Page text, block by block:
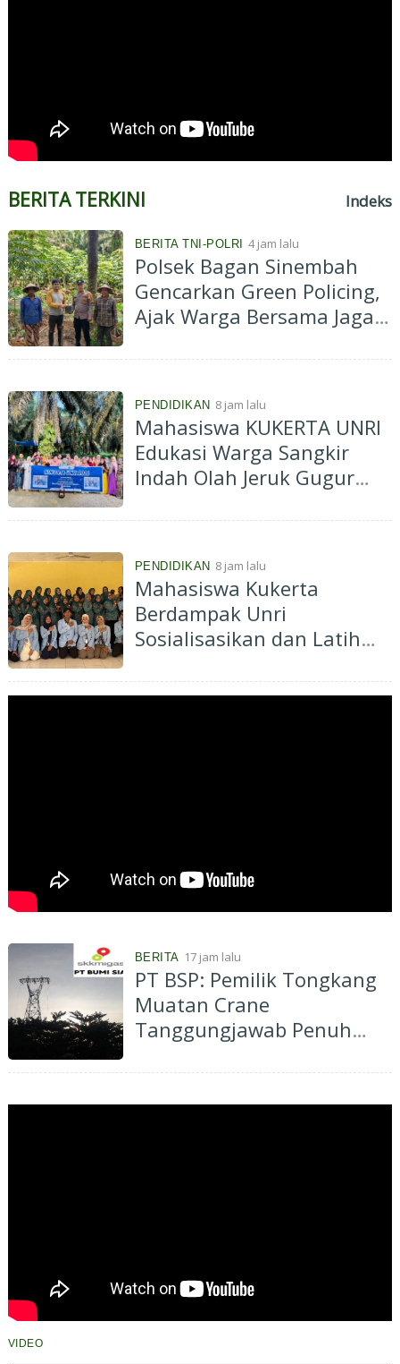
BERITA TERKINI Indeks
BERITA TNI-POLRI 4 jam lalu
Polsek Bagan Sinembah
Gencarkan Green Policing,
Ajak Warga Bersama Jaga
PENDIDIKAN 8 jam lalu
Mahasiswa KUKERTA UNRI
Edukasi Warga Sangkir
Indah Olah Jeruk Gugur
PENDIDIKAN 8 jam lalu
Mahasiswa Kukerta
Berdampak Unri
Sosialisasikan dan Latih
Cermin Membuat
BERITA 17 jam lalu
PT BSP: Pemilik Tongkang
Muatan Crane
Tanggungjawab Penuh
VIDEO